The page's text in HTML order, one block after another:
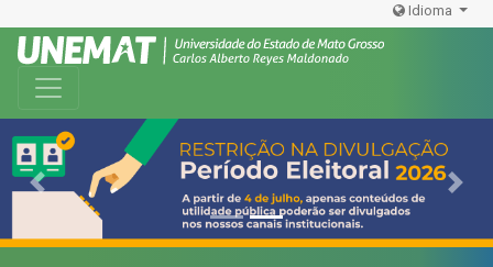
Idioma
Toggle navigation
Previous Next